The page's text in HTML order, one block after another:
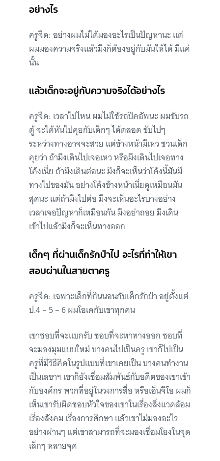
อย่างไร
ครูจืด: อย่างผมไม่ได้มองอะไรเป็นปัญหานะ แต่
ผมมองความจริงแล้วมึงก็ต้องอยู่กับมันให้ได้ มีแค่
นั้น
แล้วเด็กจะอยู่กับความจริงได้อย่างไร
ครูจืด: เวลาไปไหน ผมไม่ใช้รถปิคอัพนะ ผมขับรถ
ตู้ จะได้หันไปคุยกับเด็กๆ ได้ตลอด ขับไปๆ
ระหว่างทางอาจจะสวย แต่ข้างหน้ามีเหว ชวนเด็ก
คุยว่า ถ้ามึงเดินไปเจอเหว หรือมึงเดินไปเจอทาง
โค้งเนี่ย ถ้ามึงเดินต่อนะ มึงก็จะเห็นว่าโค้งนี้มันมี
ทางไปของมัน อย่างโค้งข้างหน้าเนี่ยดูเหมือนมัน
สุดนะ แต่ถ้ามึงไปต่อ มึงจะเห็นอะไรบางอย่าง
เวลาเจอปัญหาก็เหมือนกัน มึงอย่าถอย มึงเดิน
เข้าไปแล้วมึงก็จะเห็นทางออก
เด็กๆ ที่ผ่านเด็กรักป่าไป อะไรที่ทำให้เขา
สอบผ่านในสายตาครู
ครูจืด: เฉพาะเด็กที่กินนอนกับเด็กรักป่า อยู่ตั้งแต่
ป.4 – 5 – 6 ผมโอเคกับเขาทุกคน
เขาชอบที่จะแบกรับ ชอบที่จะหาทางออก ชอบที่
จะมองมุมแบบใหม่ บางคนไปเป็นครู เขาก็ไปเป็น
ครูที่มีวิธีคิดในรูปแบบที่เขาเคยเป็น บางคนทำงาน
เป็นเลขาฯ เขาก็ยังเชื่อมสัมพันธ์กับอดีตของเขาเข้า
กับองค์กร พวกที่อยู่ในวงการสื่อ หรือเอ็นจีโอ ผมก็
เห็นเขารับผิดชอบหัวใจของเขาในเรื่องสิ่งแวดล้อม
เรื่องสังคม เรื่องการศึกษา แล้วเขาไม่มองอะไร
อย่างผ่านๆ แต่เขาสามารถที่จะมองเชื่อมโยงในจุด
เล็กๆ หลายจุด